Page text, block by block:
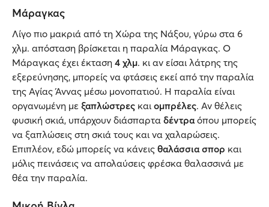
Μάραγκας
Λίγο πιο μακριά από τη Χώρα της Νάξου, γύρω στα 6
χλμ. απόσταση βρίσκεται η παραλία Μάραγκας. Ο
Μάραγκας έχει έκταση 4 χλμ. κι αν είσαι λάτρης της
εξερεύνησης, μπορείς να φτάσεις εκεί από την παραλία
της Αγίας Άννας μέσω μονοπατιού. Η παραλία είναι
οργανωμένη με ξαπλώστρες και ομπρέλες. Αν θέλεις
φυσική σκιά, υπάρχουν διάσπαρτα δέντραόπου μπορείς
να ξαπλώσεις στη σκιά τους και να χαλαρώσεις.
Επιπλέον, εδώ μπορείς να κάνεις θαλάσσια σπορ και
μόλις πεινάσεις να απολαύσεις φρέσκα θαλασσινά με
θέα την παραλία.